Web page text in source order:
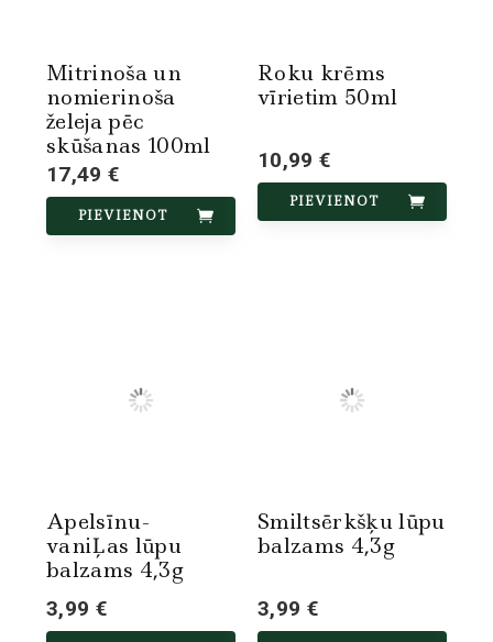
Mitrinoša un
nomierinoša
želeja pēc
skūšanas 100ml
17,49 €
PIEVIENOT
Roku krēms
vīrietim 50ml
10,99 €
PIEVIENOT
Apelsīnu-
vaniĻas lūpu
balzams 4,3g
3,99 €
Smiltsērkšķu lūpu
balzams 4,3g
3,99 €